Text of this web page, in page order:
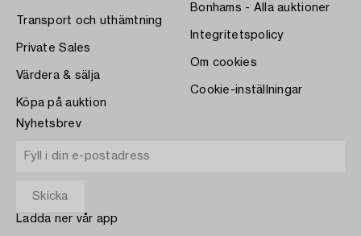
Transport och uthämtning
Private Sales
Värdera & sälja
Köpa på auktion
Bonhams - Alla auktioner
Integritetspolicy
Om cookies
Cookie-inställningar
Nyhetsbrev
Ladda ner vår app